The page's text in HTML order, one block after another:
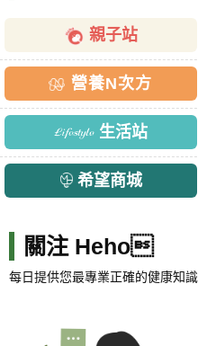
親子站
營養N次方
生活站
希望商城
關注 Heho
每日提供您最專業正確的健康知識